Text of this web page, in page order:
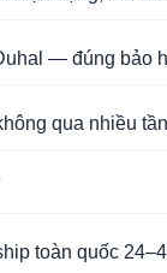
— đúng bảo
qua nhiều
toàn quốc